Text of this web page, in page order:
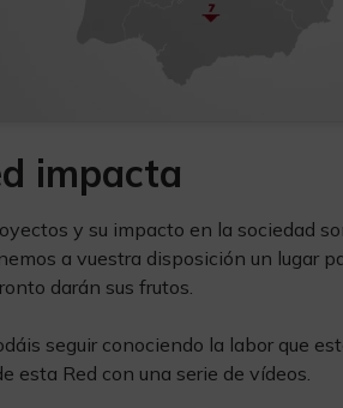
impacta
y su impacto en la sociedad
a vuestra disposición un lugar
darán sus frutos.
seguir conociendo la labor que
esta Red con una serie de vídeos.